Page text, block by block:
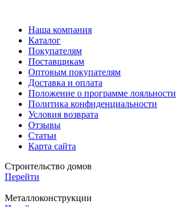
Наша компания
Каталог
Покупателям
Поставщикам
Оптовым покупателям
Доставка и оплата
Положение о программе лояльности
Политика конфиденциальности
Условия возврата
Отзывы
Статьи
Карта сайта
Строительство домов
Перейти
Металлоконструкции